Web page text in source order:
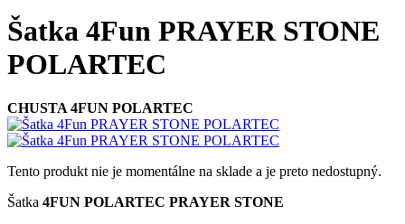
Šatka 4Fun PRAYER STONE
POLARTEC
CHUSTA 4FUN POLARTEC
Tento produkt nie je momentálne na sklade a je preto nedostupný.
Šatka 4FUN POLARTEC PRAYER STONE